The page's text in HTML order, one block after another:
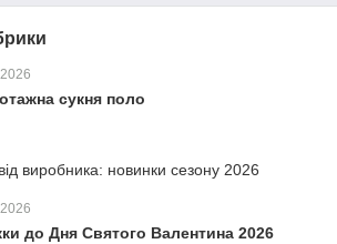
сукня поло
виробника: новинки сезону 2026
до Дня Святого Валентина 2026